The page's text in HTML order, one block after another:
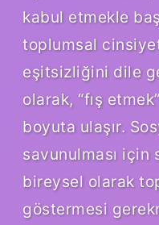
kabul etmekle
toplumsal
eşitsizliğini dile
olarak, “fış
boyuta ulaşır.
savunulması için
bireysel olarak
göstermesi